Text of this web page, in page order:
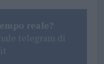
reale?
telegram di